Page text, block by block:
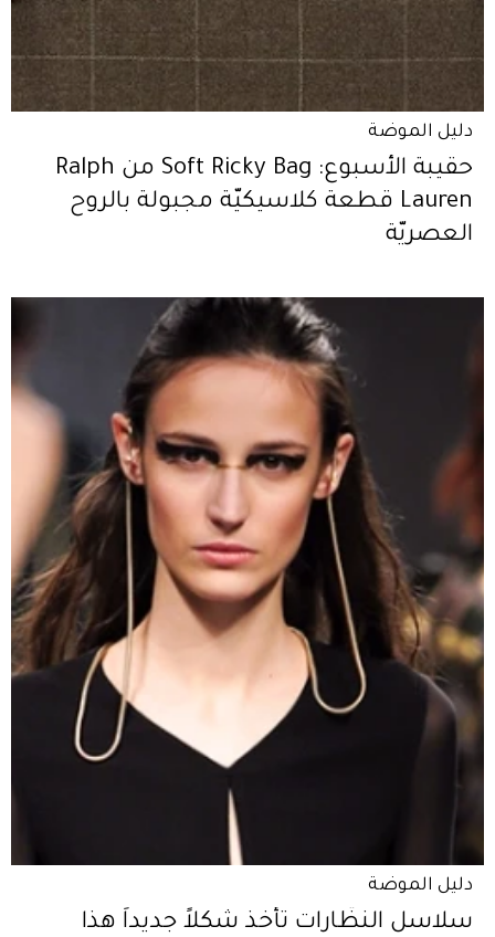
دليل الموضة
حقيبة الأسبوع: Soft Ricky Bag من Ralph
Lauren قطعة كلاسيكيّة مجبولة بالروح
العصريّة
دليل الموضة
سلاسل النظّارات تأخذ شكلاً جديداً هذا